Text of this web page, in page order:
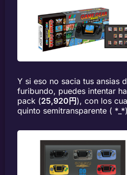
Y si eso no sacia tus ansias
furibundo, puedes intentar
pack (25,920円 ), con los
quinto semitransparente ( *_*)